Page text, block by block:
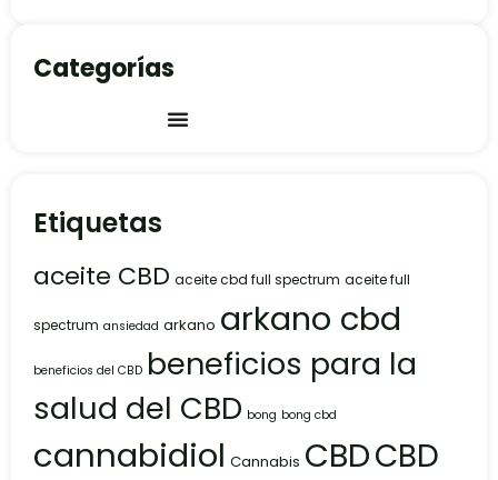
Categorías
Etiquetas
aceite CBD aceite cbd full spectrum aceite full
spectrum ansiedad arkano arkano cbd
beneficios del CBD beneficios para la
salud del CBD bong bong cbd
cannabidiol Cannabis CBDCBD